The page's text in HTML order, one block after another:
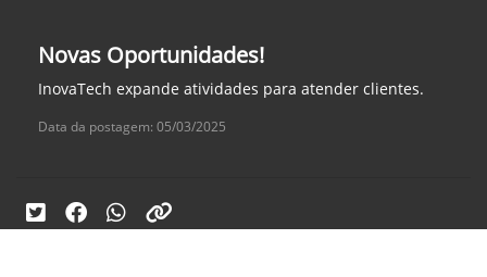
Novas Oportunidades!
InovaTech expande atividades para atender clientes.
Data da postagem: 05/03/2025